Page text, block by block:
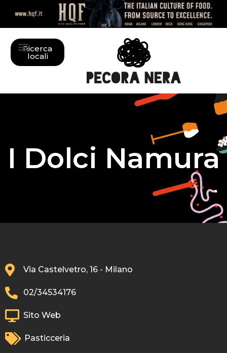
Ricerca
locali
I Dolci Namura
Via Castelvetro, 16 - Milano
02/34534176
Sito Web
Pasticceria